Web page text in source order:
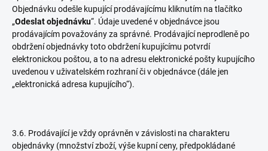
Objednávku odešle kupující prodávajícímu kliknutím na tlačítko
„Odeslat objednávku“. Údaje uvedené v objednávce jsou
prodávajícím považovány za správné. Prodávající neprodleně po
obdržení objednávky toto obdržení kupujícímu potvrdí
elektronickou poštou, a to na adresu elektronické pošty kupujícího
uvedenou v uživatelském rozhraní či v objednávce (dále jen
„elektronická adresa kupujícího“).
3.6. Prodávající je vždy oprávněn v závislosti na charakteru
objednávky (množství zboží, výše kupní ceny, předpokládané